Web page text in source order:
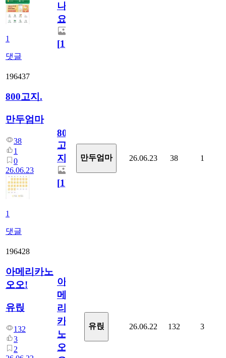
1
댓글
나
요)
[1]
196437
800고지.
만두엄마
38
1
0
26.06.23
1
댓글
800
고
지.
[1]
만두엄마 26.06.23 38 1
196428
아메리카노
오오!
유릱
132
3
2
아
메
리
카
노
오
유릱 26.06.22 132 3